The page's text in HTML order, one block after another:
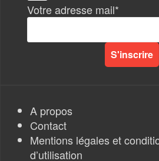
Votre adresse mail*
A propos
Contact
Mentions légales et
d’utilisation